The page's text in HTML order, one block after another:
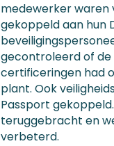
medewerker waren
gekoppeld aan hun
gecontroleerd of de
certificeringen had
plant. Ook
Passport
teruggebracht en
verbeterd.